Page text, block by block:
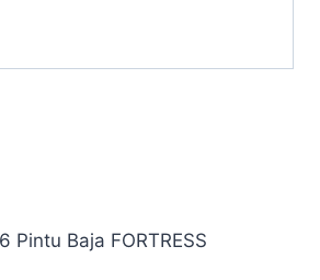
Pintu Baja FORTRESS